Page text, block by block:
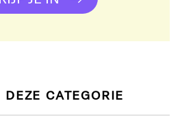
CATEGORIE